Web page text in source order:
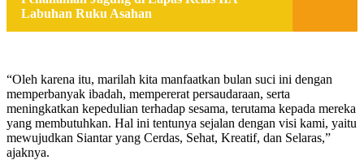
Labuhan Ruku Asahan
“Oleh karena itu, marilah kita manfaatkan bulan suci ini dengan
memperbanyak ibadah, mempererat persaudaraan, serta
meningkatkan kepedulian terhadap sesama, terutama kepada mereka
yang membutuhkan. Hal ini tentunya sejalan dengan visi kami, yaitu
mewujudkan Siantar yang Cerdas, Sehat, Kreatif, dan Selaras,”
ajaknya.